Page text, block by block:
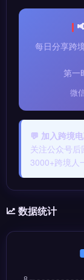
每日分享跨
第一
微
💬 加入跨境
关注公众号
3000+跨境人
数据统计